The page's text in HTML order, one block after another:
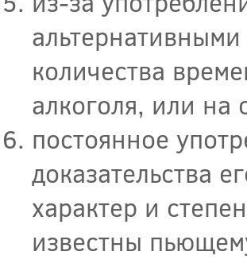
количества
алкоголя, или на
постоянное
доказательства
характер и
известны